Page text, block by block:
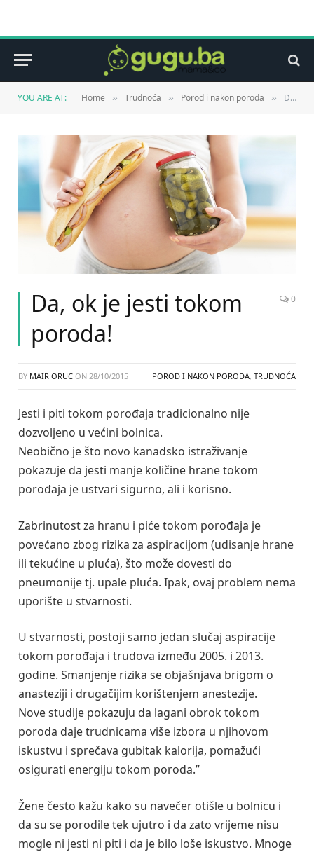
YOU ARE AT: Home » Trudnoća » Porod i nakon poroda » Da, ok je jesti tokom poroda!
Da, ok je jesti tokom
poroda!
0
BY MAIR ORUC ON 28/10/2015 POROD I NAKON PORODA, TRUDNOĆA
Jesti i piti tokom porođaja tradicionalno nije
dozvoljeno u većini bolnica.
Neobično je što novo kanadsko istraživanje
pokazuje da jesti manje količine hrane tokom
porođaja je ustvari sigurno, ali i korisno.
Zabrinutost za hranu i piće tokom porođaja je
povećano zbog rizika za aspiracijom (udisanje hrane
ili tekućine u pluća), što može dovesti do
pneumonije tj. upale pluća. Ipak, ovaj problem nema
uporište u stvarnosti.
U stvarnosti, postoji samo jedan slučaj aspiracije
tokom porođaja i trudova između 2005. i 2013.
godine. Smanjenje rizika se objašnjava brigom o
anasteziji i drugačijim korištenjem anestezije.
Nove studije pokazuju da lagani obrok tokom
poroda daje trudnicama više izbora u njihovom
iskustvu i sprečava gubitak kalorija, pomažući
osigurati energiju tokom poroda.”
Žene često kažu kako su navečer otišle u bolnicu i
da su se porodile tek ujutro i da zato vrijeme nisu
mogle ni jesti ni piti i da je bilo loše iskustvo. Mnoge